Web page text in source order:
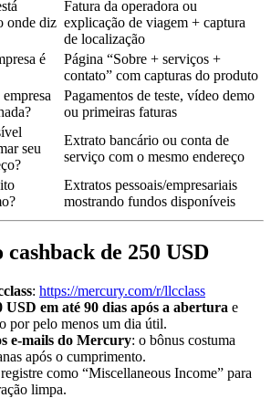
onde diz
Fatura da operadora ou
explicação de viagem + captura
de localização
é
Página “Sobre + serviços +
contato” com capturas do produto
Pagamentos de teste, vídeo demo
ou primeiras faturas
seu
Extrato bancário ou conta de
serviço com o mesmo endereço
Extratos pessoais/empresariais
mostrando fundos disponíveis
de 250 USD
: https://mercury.com/r/llcclass
USD em até 90 dias após a abertura e
por pelo menos um dia útil.
e-mails do Mercury: o bônus costuma
após o cumprimento.
como “Miscellaneous Income” para
limpa.